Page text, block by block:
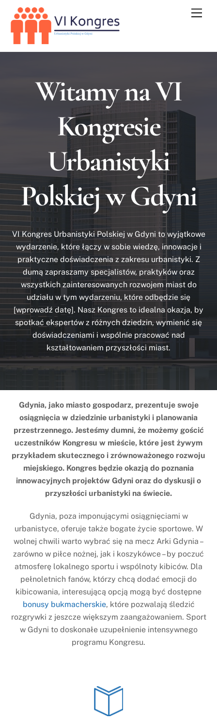
content
Witamy na VI
Kongresie
Urbanistyki
Polskiej w Gdyni
VI Kongres Urbanistyki Polskiej w Gdyni to wyjątkowe
wydarzenie, które łączy w sobie wiedzę, innowacje i
praktyczne doświadczenia z zakresu urbanistyki. Z
dumą zapraszamy specjalistów, praktyków oraz
wszystkich zainteresowanych rozwojem miast do
udziału w tym wydarzeniu, które odbędzie się
[wprowadź datę]. Nasz Kongres to idealna okazja, by
spotkać ekspertów z różnych dziedzin, wymienić się
doświadczeniami i wspólnie pracować nad
kształtowaniem przyszłości miast.
Gdynia, jako miasto gospodarz, prezentuje swoje
osiągnięcia w dziedzinie urbanistyki i planowania
przestrzennego. Jesteśmy dumni, że możemy gościć
uczestników Kongresu w mieście, które jest żywym
przykładem skutecznego i zrównoważonego rozwoju
miejskiego. Kongres będzie okazją do poznania
innowacyjnych projektów Gdyni oraz do dyskusji o
przyszłości urbanistyki na świecie.
Gdynia, poza imponującymi osiągnięciami w
urbanistyce, oferuje także bogate życie sportowe. W
wolnej chwili warto wybrać się na mecz Arki Gdynia –
zarówno w piłce nożnej, jak i koszykówce – by poczuć
atmosferę lokalnego sportu i wspólnoty kibiców. Dla
pełnoletnich fanów, którzy chcą dodać emocji do
kibicowania, interesującą opcją mogą być dostępne
bonusy bukmacherskie, które pozwalają śledzić
rozgrywki z jeszcze większym zaangażowaniem. Sport
w Gdyni to doskonałe uzupełnienie intensywnego
programu Kongresu.